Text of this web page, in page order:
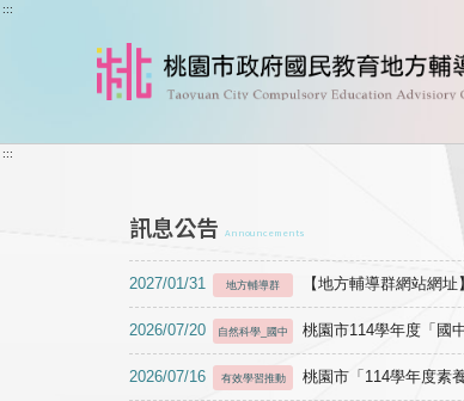
跳到主要內容
:::
:::
訊息公告 Announcements
2027/01/31 地方輔導群 【地方輔導群網站網址】
2026/07/20 自然科學_國中 桃園市114學年度「國
2026/07/16 有效學習推動 桃園市「114學年度素